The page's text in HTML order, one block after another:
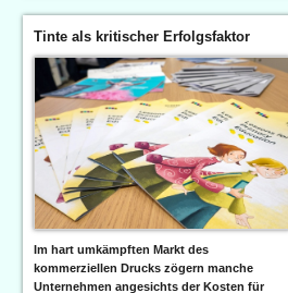
Tinte als kritischer Erfolgsfaktor
Im hart umkämpften Markt des
kommerziellen Drucks zögern manche
Unternehmen angesichts der Kosten für